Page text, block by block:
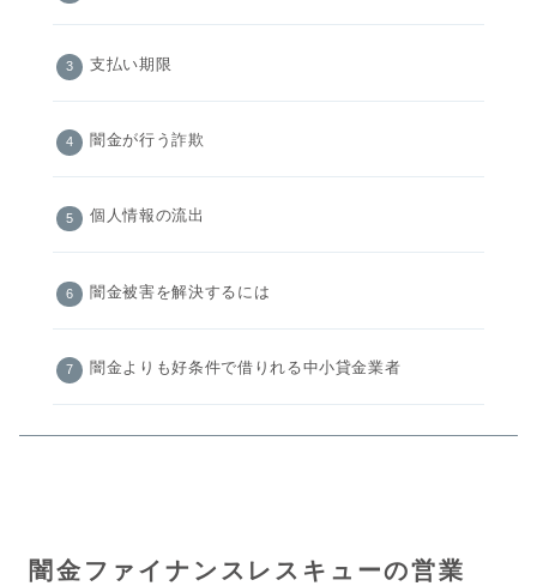
支払い期限
闇金が行う詐欺
個人情報の流出
闇金被害を解決するには
闇金よりも好条件で借りれる中小貸金業者
闇金ファイナンスレスキューの営業